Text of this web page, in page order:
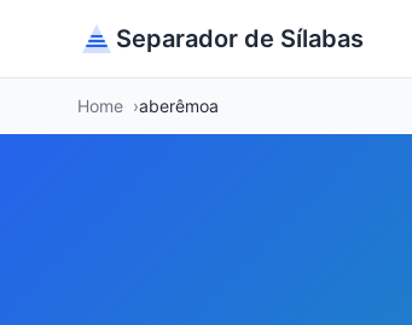
Separador de Sílabas
Home aberêmoa